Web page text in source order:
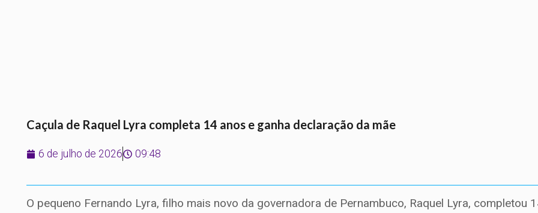
Caçula de Raquel Lyra completa 14 anos e ganha declaração da mãe
6 de julho de 2026 09:48
O pequeno Fernando Lyra, filho mais novo da governadora de Pernambuco, Raquel Lyra, completou